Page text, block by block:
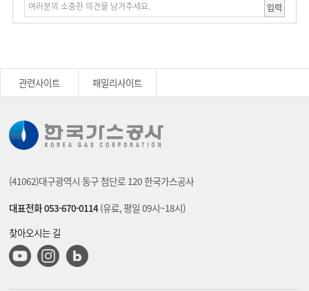
입력
관련사이트 패밀리사이트
(41062)대구광역시 동구 첨단로 120 한국가스공사
대표전화 053-670-0114(유료, 평일 09시~18시)
찾아오시는 길
유튜브인스타그램블로그